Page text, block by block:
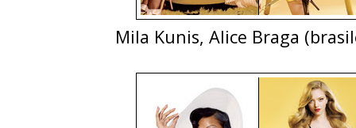
Mila Kunis, Alice Braga